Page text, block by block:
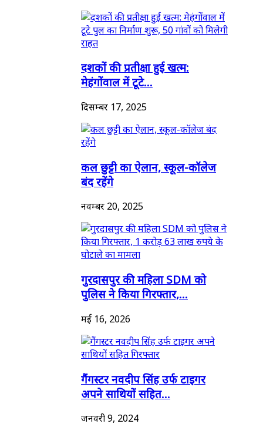
दशकों की प्रतीक्षा हुई खत्म:
मेहंगोंवाल में टूटे...
दिसम्बर 17, 2025
कल छुट्टी का ऐलान, स्कूल-कॉलेज
बंद रहेंगे
नवम्बर 20, 2025
गुरदासपुर की महिला SDM को
पुलिस ने किया गिरफ्तार,...
मई 16, 2026
गैंगस्टर नवदीप सिंह उर्फ टाइगर
अपने साथियों सहित...
जनवरी 9, 2024